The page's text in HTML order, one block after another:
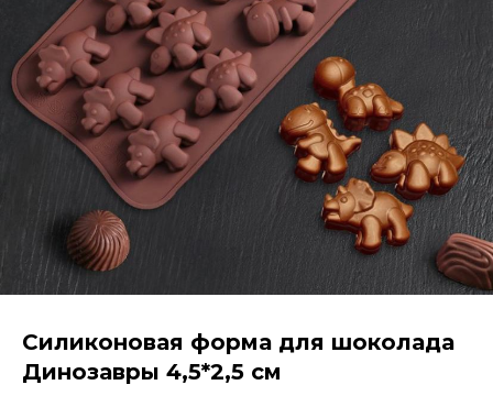
Силиконовая форма для шоколада
Динозавры 4,5*2,5 см